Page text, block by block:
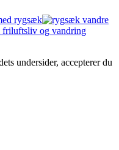
rygsæk
og vandring
undersider, accepterer du